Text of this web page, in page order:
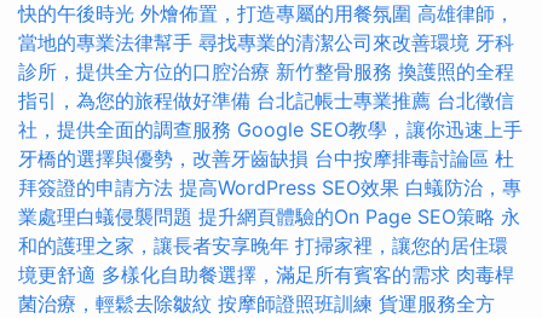
快的午後時光 外燴佈置，打造專屬的用餐氛圍 高雄律師，
當地的專業法律幫手 尋找專業的清潔公司來改善環境 牙科
診所，提供全方位的口腔治療 新竹整骨服務 換護照的全程
指引，為您的旅程做好準備 台北記帳士專業推薦 台北徵信
社，提供全面的調查服務 Google SEO教學，讓你迅速上手
牙橋的選擇與優勢，改善牙齒缺損 台中按摩排毒討論區 杜
拜簽證的申請方法 提高WordPress SEO效果 白蟻防治，專
業處理白蟻侵襲問題 提升網頁體驗的On Page SEO策略 永
和的護理之家，讓長者安享晚年 打掃家裡，讓您的居住環
境更舒適 多樣化自助餐選擇，滿足所有賓客的需求 肉毒桿
菌治療，輕鬆去除皺紋 按摩師證照班訓練 貨運服務全方